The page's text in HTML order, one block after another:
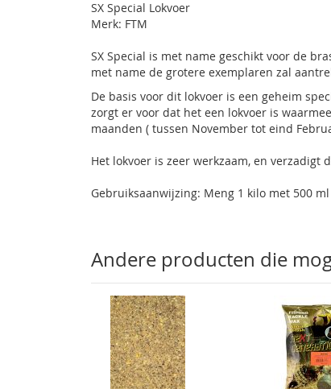
gallerij
SX Special Lokvoer
Merk: FTM
SX Special is met name geschikt voor de
met name de grotere exemplaren zal
De basis voor dit lokvoer is een geheim
zorgt er voor dat het een lokvoer is
maanden ( tussen November tot eind
Het lokvoer is zeer werkzaam, en verzadigt
Gebruiksaanwijzing: Meng 1 kilo met 500
Andere producten die